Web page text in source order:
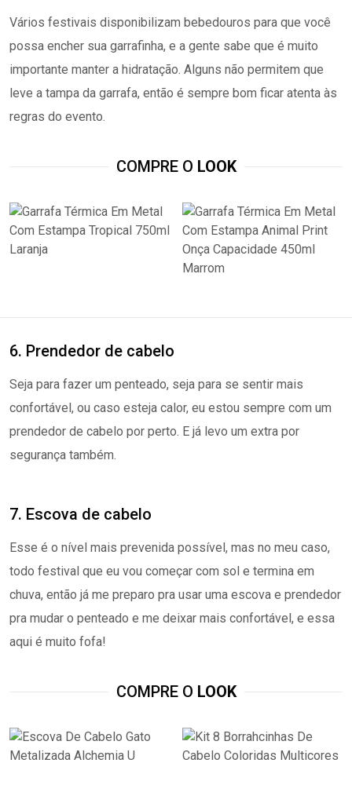
Vários festivais disponibilizam bebedouros para que você
possa encher sua garrafinha, e a gente sabe que é muito
importante manter a hidratação. Alguns não permitem que
leve a tampa da garrafa, então é sempre bom ficar atenta às
regras do evento.
COMPRE O LOOK
6. Prendedor de cabelo
Seja para fazer um penteado, seja para se sentir mais
confortável, ou caso esteja calor, eu estou sempre com um
prendedor de cabelo por perto. E já levo um extra por
segurança também.
7. Escova de cabelo
Esse é o nível mais prevenida possível, mas no meu caso,
todo festival que eu vou começar com sol e termina em
chuva, então já me preparo pra usar uma escova e prendedor
pra mudar o penteado e me deixar mais confortável, e essa
aqui é muito fofa!
COMPRE O LOOK